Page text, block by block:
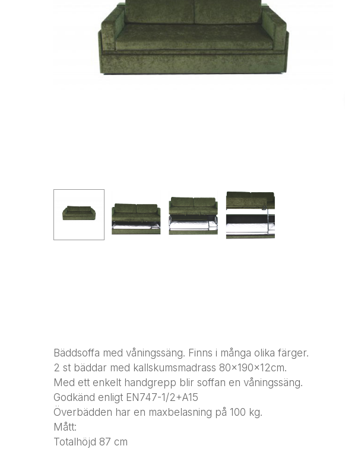
Hit enter to search or ESC to close
Bäddsoffa med våningssäng. Finns i många olika färger.
2 st bäddar med kallskumsmadrass 80x190x12cm.
Med ett enkelt handgrepp blir soffan en våningssäng.
Godkänd enligt EN747-1/2+A15
Överbädden har en maxbelasning på 100 kg.
Mått:
Totalhöjd 87 cm